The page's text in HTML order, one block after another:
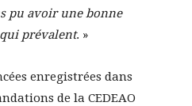
pu avoir une bonne
prévalent. »
enregistrées dans
de la CEDEAO